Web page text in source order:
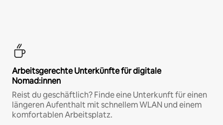
Arbeitsgerechte Unterkünfte für digitale
Nomad:innen
Reist du geschäftlich? Finde eine Unterkunft für einen
längeren Aufenthalt mit schnellem WLAN und einem
komfortablen Arbeitsplatz.